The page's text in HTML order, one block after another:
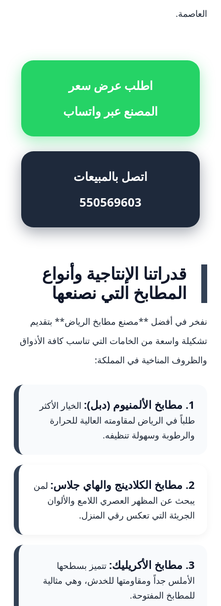
العاصمة.
اطلب عرض سعر
المصنع عبر واتساب
اتصل بالمبيعات
550569603
قدراتنا الإنتاجية وأنواع
المطابخ التي نصنعها
نفخر في أفضل **مصنع مطابخ الرياض** بتقديم
تشكيلة واسعة من الخامات التي تناسب كافة الأذواق
والظروف المناخية في المملكة:
1. مطابخ الألمنيوم (دبل):
الخيار الأكثر
طلباً في الرياض لمقاومته العالية للحرارة
والرطوبة وسهولة تنظيفه.
2. مطابخ الكلادينج والهاي جلاس:
لمن
يبحث عن المظهر العصري اللامع والألوان
الجريئة التي تعكس رقي المنزل.
3. مطابخ الأكريليك:
تتميز بسطحها
الأملس جداً ومقاومتها للخدش، وهي مثالية
للمطابخ المفتوحة.